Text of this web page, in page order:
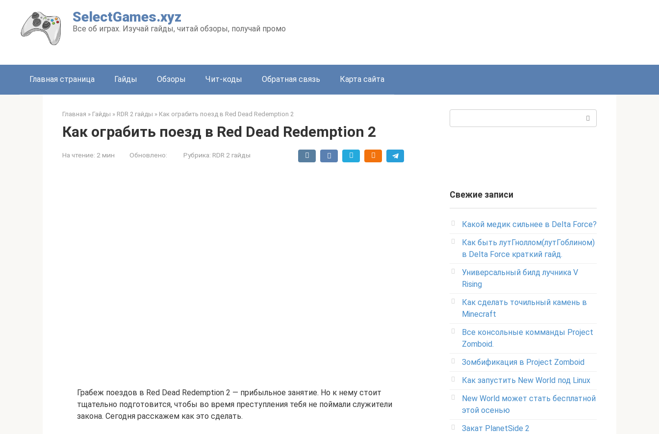
контенту
SelectGames.xyz
Все об играх. Изучай гайды, читай обзоры, получай промо
Главная страница Гайды Обзоры Чит-коды Обратная связь Карта сайта
Главная » Гайды » RDR 2 гайды » Как ограбить поезд в Red Dead Redemption 2
Как ограбить поезд в Red Dead Redemption 2
На чтение: 2 мин Обновлено: Рубрика: RDR 2 гайды
Грабеж поездов в Red Dead Redemption 2 — прибыльное занятие. Но к нему стоит
тщательно подготовится, чтобы во время преступления тебя не поймали служители
закона. Сегодня расскажем как это сделать.
Свежие записи
Какой медик сильнее в Delta Force?
Как быть лутГноллом(лутГоблином)
в Delta Force краткий гайд.
Универсальный билд лучника V
Rising
Как сделать точильный камень в
Minecraft
Все консольные комманды Project
Zomboid.
Зомбификация в Project Zomboid
Как запустить New World под Linux
New World может стать бесплатной
этой осенью
Закат PlanetSide 2